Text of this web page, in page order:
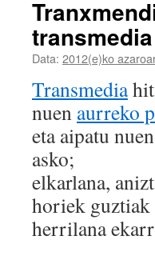
Data: 2012(e)ko
Transmedia
nuen aurreko
eta aipatu
asko;
elkarlana,
horiek guztiak
herrilana